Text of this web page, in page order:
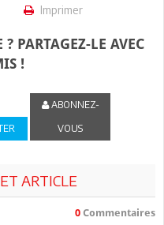
Imprimer
PARTAGEZ-LE AVEC
!
ABONNEZ-
VOUS
ARTICLE
0 Commentaires